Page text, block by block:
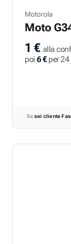
Motorola
Moto
1 € alla
poi 6 €per 24
Sesei cliente